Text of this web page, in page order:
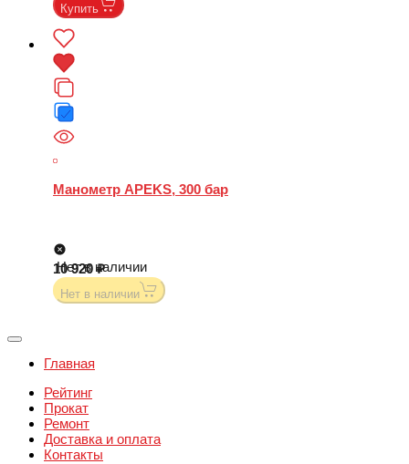
Купить
Манометр APEKS, 300 бар
Нет в наличии
10 920
Нет в наличии
Главная
Рейтинг
Прокат
Ремонт
Доставка и оплата
Контакты